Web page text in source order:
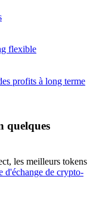
compétitives
flexible
profits à long terme
quelques
les meilleurs tokens
d'échange de crypto-